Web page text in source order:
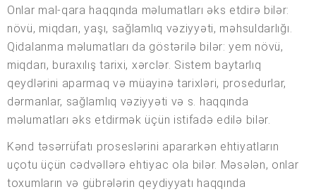
Onlar mal-qara haqqında məlumatları əks etdirə bilər:
növü, miqdarı, yaşı, sağlamlıq vəziyyəti, məhsuldarlığı.
Qidalanma məlumatları da göstərilə bilər: yem növü,
miqdarı, buraxılış tarixi, xərclər. Sistem baytarlıq
qeydlərini aparmaq və müayinə tarixləri, prosedurlar,
dərmanlar, sağlamlıq vəziyyəti və s. haqqında
məlumatları əks etdirmək üçün istifadə edilə bilər.
Kənd təsərrüfatı proseslərini apararkən ehtiyatların
uçotu üçün cədvəllərə ehtiyac ola bilər. Məsələn, onlar
toxumların və gübrələrin qeydiyyatı haqqında